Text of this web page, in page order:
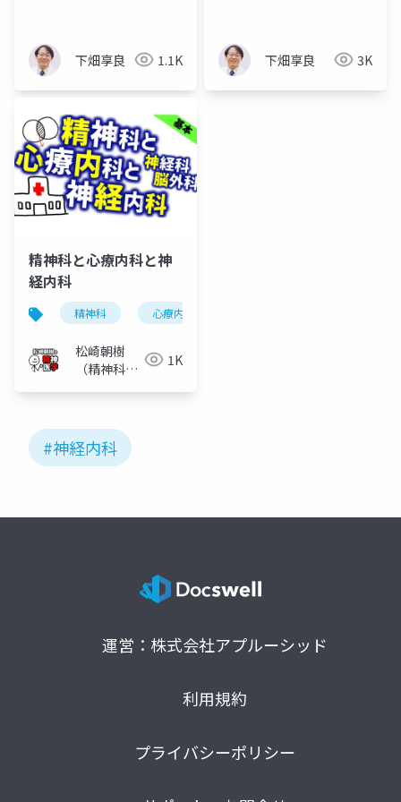
下畑享良 1.1K 下畑享良 3K
精神科と心療内科と神
経内科
精神科 心療内科
松崎朝樹
（精神科
1K
#神経内科
運営：株式会社アプルーシッド
利用規約
プライバシーポリシー